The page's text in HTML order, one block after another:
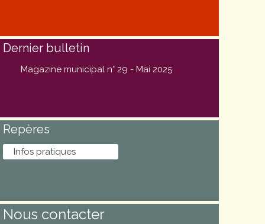
Dernier bulletin
Magazine municipal n° 29 - Mai 2025
Repères
Infos pratiques
Nous contacter